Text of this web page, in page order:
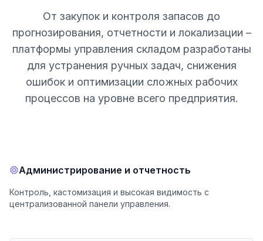
От закупок и контроля запасов до
прогнозирования, отчетности и локализации –
платформы управления складом разработаны
для устранения ручных задач, снижения
ошибок и оптимизации сложных рабочих
процессов на уровне всего предприятия.
Администрирование и отчетность
Контроль, кастомизация и высокая видимость с
централизованной панели управления.